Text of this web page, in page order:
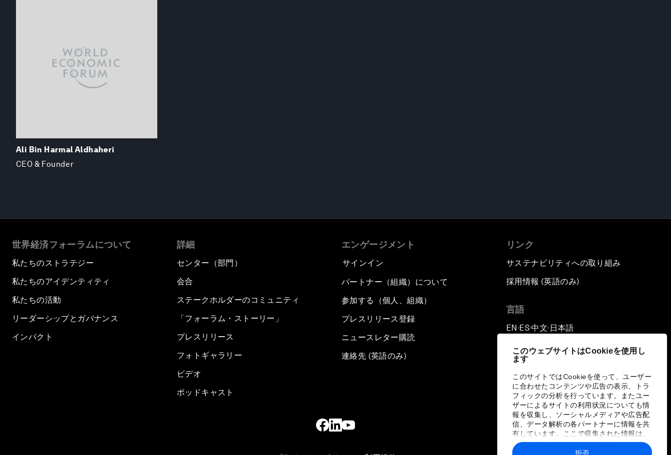
このウェブサイトはCookieを使用し
ます
このサイトではCookieを使って、ユーザー
に合わせたコンテンツや広告の表示、トラ
フィックの分析を行っています。またユー
ザーによるサイトの利用状況についても情
報を収集し、ソーシャルメディアや広告配
信、データ解析の各パートナーに情報を共
有しています。ここで収集された情報は、
ユーザーが各パートナーに提供した他の情
報や各パートナーのサービスを使用した際
拒否
Ali Bin Harmal Aldhaheri
CEO & Founder
世界経済フォーラムについて
私たちのストラテジー
私たちのアイデンティティ
私たちの活動
リーダーシップとガバナンス
インパクト
詳細
センター（部門）
会合
ステークホルダーのコミュニティ
「フォーラム・ストーリー」
プレスリリース
フォトギャラリー
ビデオ
ポッドキャスト
エンゲージメント
サインイン
パートナー（組織）について
参加する（個人、組織）
プレスリリース登録
ニュースレター購読
連絡先 (英語のみ)
リンク
サステナビリティへの取り組み
採用情報 (英語のみ)
言語
EN ▪ES▪中文▪ 日本語